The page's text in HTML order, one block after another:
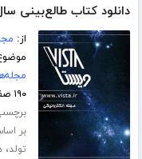
دانلود کتاب طالع‌بینی
از:
۱۹۰ صفحه
بر
تولد،